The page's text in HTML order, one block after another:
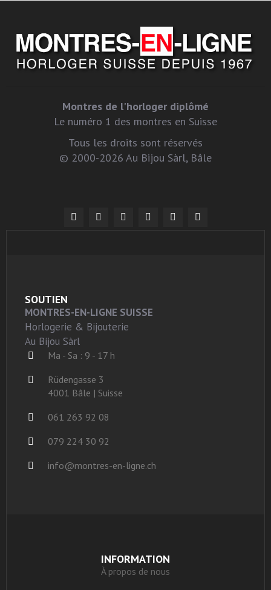
Montres de l'horloger diplômé
Le numéro 1 des montres en Suisse
Tous les droits sont réservés
© 2000-2026 Au Bijou Sàrl, Bâle
SOUTIEN
MONTRES-EN-LIGNE SUISSE
Horlogerie & Bijouterie
Au Bijou Sàrl
Ma - Sa : 9 - 17 h
Rüdengasse 3
4001 Bâle | Suisse
061 263 92 08
079 224 30 92
info@montres-en-ligne.ch
INFORMATION
À propos de nous